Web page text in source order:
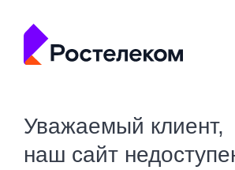
Уважаемый клиент,
наш сайт